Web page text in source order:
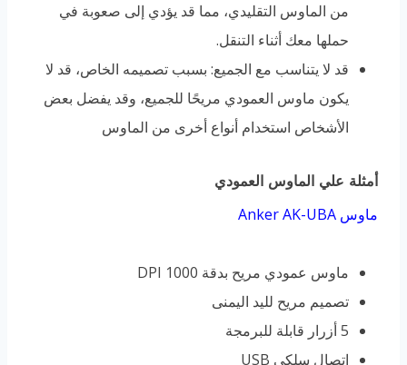
من الماوس التقليدي، مما قد يؤدي إلى صعوبة في
حملها معك أثناء التنقل.
قد لا يتناسب مع الجميع: بسبب تصميمه الخاص، قد لا
يكون ماوس العمودي مريحًا للجميع، وقد يفضل بعض
الأشخاص استخدام أنواع أخرى من الماوس
أمثلة علي الماوس العمودي
ماوس Anker AK-UBA
ماوس عمودي مريح بدقة 1000 DPI
تصميم مريح لليد اليمنى
5 أزرار قابلة للبرمجة
اتصال سلكي USB